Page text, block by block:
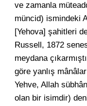
ve zamanla
müncid) ismindeki
[Yehova] şahitleri
Russell, 1872
meydana
göre yanlış
Yehve, Allah
olan bir isimdir)